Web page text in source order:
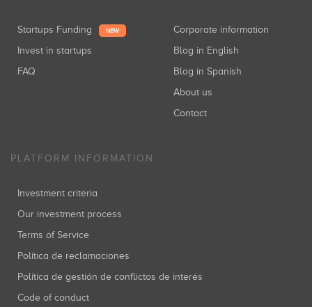
Startups Funding NEW
Invest in startups
FAQ
Corporate information
Blog in English
Blog in Spanish
About us
Contact
PLATFORM INFORMATION
Investment criteria
Our investment process
Terms of Service
Política de reclamaciones
Política de gestión de conflictos de interés
Code of conduct